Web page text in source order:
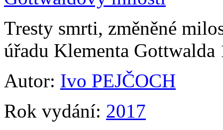
Tresty smrti, změněné
úřadu Klementa Gottwalda
Autor: Ivo PEJČOCH
Rok vydání: 2017